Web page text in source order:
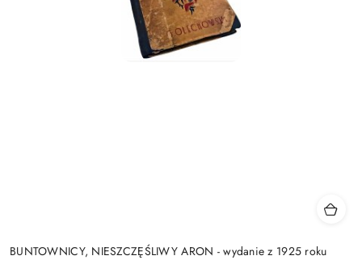
BUNTOWNICY, NIESZCZĘŚLIWY ARON - wydanie z 1925 roku